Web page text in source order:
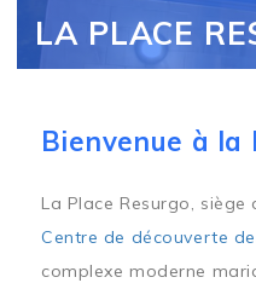
LA PLACE
Bienvenue à la
La Place Resurgo,
Centre de découverte
complexe moderne